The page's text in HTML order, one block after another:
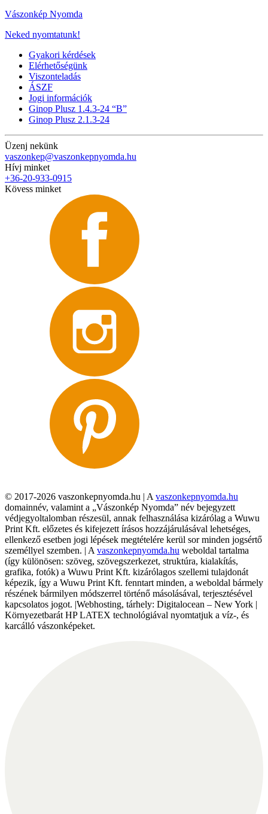
Vászonkép Nyomda
Neked nyomtatunk!
Gyakori kérdések
Elérhetőségünk
Viszonteladás
ÁSZF
Jogi információk
Ginop Plusz 1.4.3-24 “B”
Ginop Plusz 2.1.3-24
Üzenj nekünk
vaszonkep@vaszonkepnyomda.hu
Hívj minket
+36-20-933-0915
Kövess minket
© 2017-2026 vaszonkepnyomda.hu | A vaszonkepnyomda.hu
domainnév, valamint a „Vászonkép Nyomda” név bejegyzett
védjegyoltalomban részesül, annak felhasználása kizárólag a Wuwu
Print Kft. előzetes és kifejezett írásos hozzájárulásával lehetséges,
ellenkező esetben jogi lépések megtételére kerül sor minden jogsértő
személlyel szemben. | A vaszonkepnyomda.hu weboldal tartalma
(így különösen: szöveg, szövegszerkezet, struktúra, kialakítás,
grafika, fotók) a Wuwu Print Kft. kizárólagos szellemi tulajdonát
képezik, így a Wuwu Print Kft. fenntart minden, a weboldal bármely
részének bármilyen módszerrel történő másolásával, terjesztésével
kapcsolatos jogot. |Webhosting, tárhely: Digitalocean – New York |
Környezetbarát HP LATEX technológiával nyomtatjuk a víz-, és
karcálló vászonképeket.